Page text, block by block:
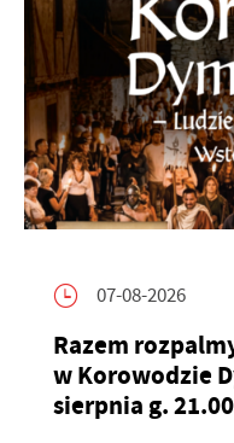
07-08-2026
Razem
w Korowodzie
sierpnia g. 21.00